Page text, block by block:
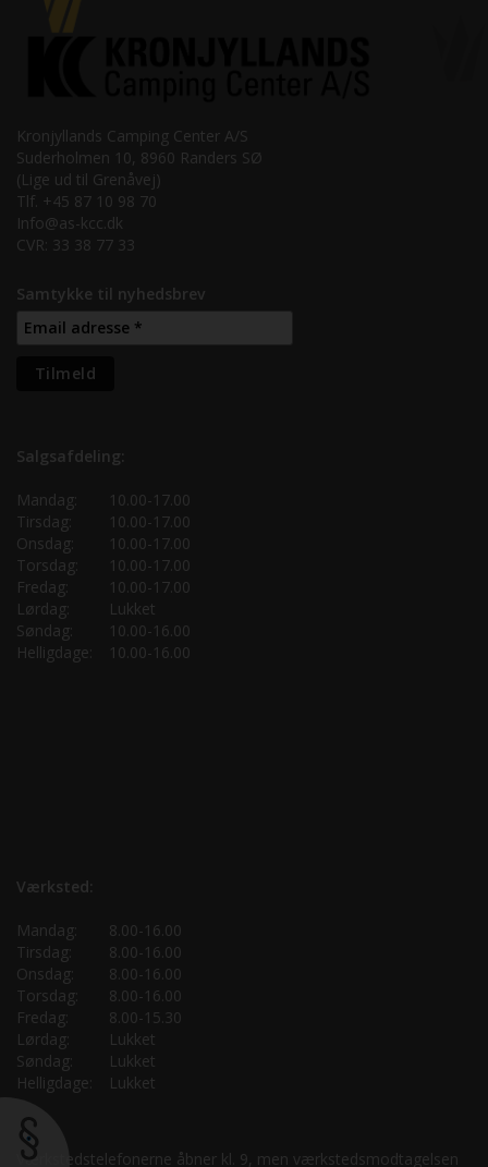
Kronjyllands Camping Center A/S
Suderholmen 10, 8960 Randers SØ
(Lige ud til Grenåvej)
Tlf. +45 87 10 98 70
Info@as-kcc.dk
CVR: 33 38 77 33
Samtykke til nyhedsbrev
Salgsafdeling:
Mandag:
10.00-17.00
Tirsdag:
10.00-17.00
Onsdag:
10.00-17.00
Torsdag:
10.00-17.00
Fredag:
10.00-17.00
Lørdag:
Lukket
Søndag:
10.00-16.00
Helligdage:
10.00-16.00
Værksted:
Mandag:
8.00-16.00
Tirsdag:
8.00-16.00
Onsdag:
8.00-16.00
Torsdag:
8.00-16.00
Fredag:
8.00-15.30
Lørdag:
Lukket
Søndag:
Lukket
Helligdage:
Lukket
Værkstedstelefonerne åbner kl. 9, men værkstedsmodtagelsen